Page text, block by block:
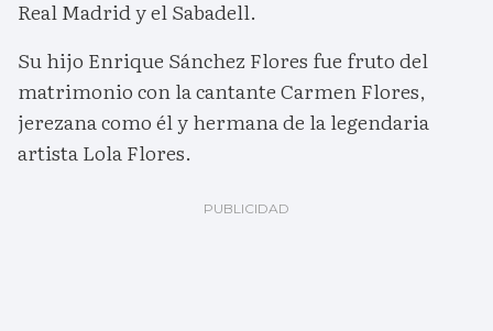
Real Madrid y el Sabadell.
Su hijo Enrique Sánchez Flores fue fruto del
matrimonio con la cantante Carmen Flores,
jerezana como él y hermana de la legendaria
artista Lola Flores.